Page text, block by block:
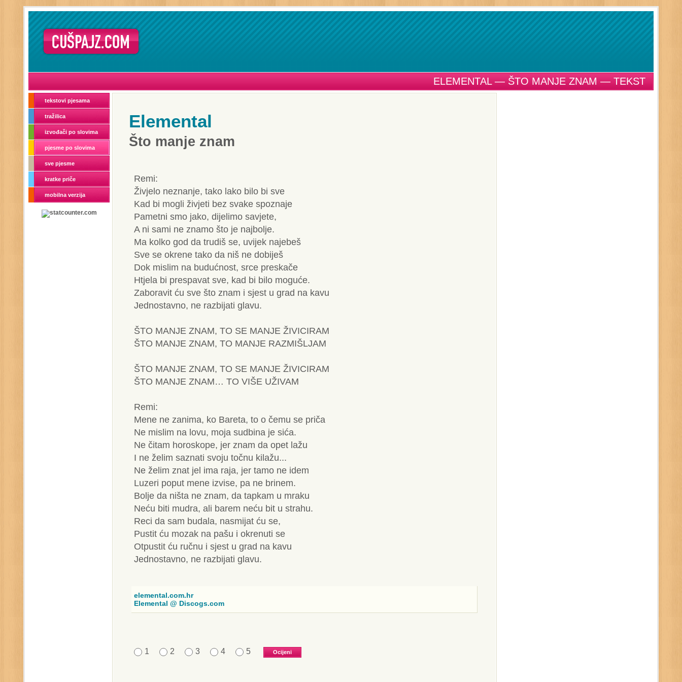
ELEMENTAL — ŠTO MANJE ZNAM — TEKST
tekstovi pjesama
tražilica
izvođači po slovima
pjesme po slovima
sve pjesme
kratke priče
mobilna verzija
Elemental
Što manje znam
Remi:
Živjelo neznanje, tako lako bilo bi sve
Kad bi mogli živjeti bez svake spoznaje
Pametni smo jako, dijelimo savjete,
A ni sami ne znamo što je najbolje.
Ma kolko god da trudiš se, uvijek najebeš
Sve se okrene tako da niš ne dobiješ
Dok mislim na budućnost, srce preskače
Htjela bi prespavat sve, kad bi bilo moguće.
Zaboravit ću sve što znam i sjest u grad na kavu
Jednostavno, ne razbijati glavu.
ŠTO MANJE ZNAM, TO SE MANJE ŽIVICIRAM
ŠTO MANJE ZNAM, TO MANJE RAZMIŠLJAM
ŠTO MANJE ZNAM, TO SE MANJE ŽIVICIRAM
ŠTO MANJE ZNAM… TO VIŠE UŽIVAM
Remi:
Mene ne zanima, ko Bareta, to o čemu se priča
Ne mislim na lovu, moja sudbina je sića.
Ne čitam horoskope, jer znam da opet lažu
I ne želim saznati svoju točnu kilažu...
Ne želim znat jel ima raja, jer tamo ne idem
Luzeri poput mene izvise, pa ne brinem.
Bolje da ništa ne znam, da tapkam u mraku
Neću biti mudra, ali barem neću bit u strahu.
Reci da sam budala, nasmijat ću se,
Pustit ću mozak na pašu i okrenuti se
Otpustit ću ručnu i sjest u grad na kavu
Jednostavno, ne razbijati glavu.
elemental.com.hr
Elemental @ Discogs.com
1 2 3 4 5